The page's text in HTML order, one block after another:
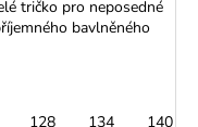
tričko pro neposedné
bavlněného
128 134 140